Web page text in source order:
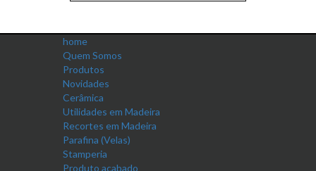
home
Quem Somos
Produtos
Novidades
Cerâmica
Utilidades em Madeira
Recortes em Madeira
Parafina (Velas)
Stamperia
Produto acabado